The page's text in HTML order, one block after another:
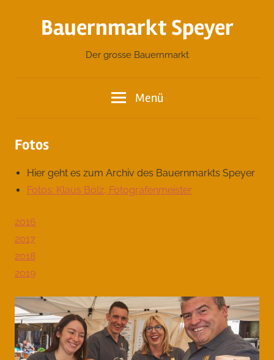
Bauernmarkt Speyer
Der grosse Bauernmarkt
Menü
Fotos
Hier geht es zum Archiv des Bauernmarkts Speyer
Fotos: Klaus Bolz, Fotografenmeister
2016
2017
2018
2019